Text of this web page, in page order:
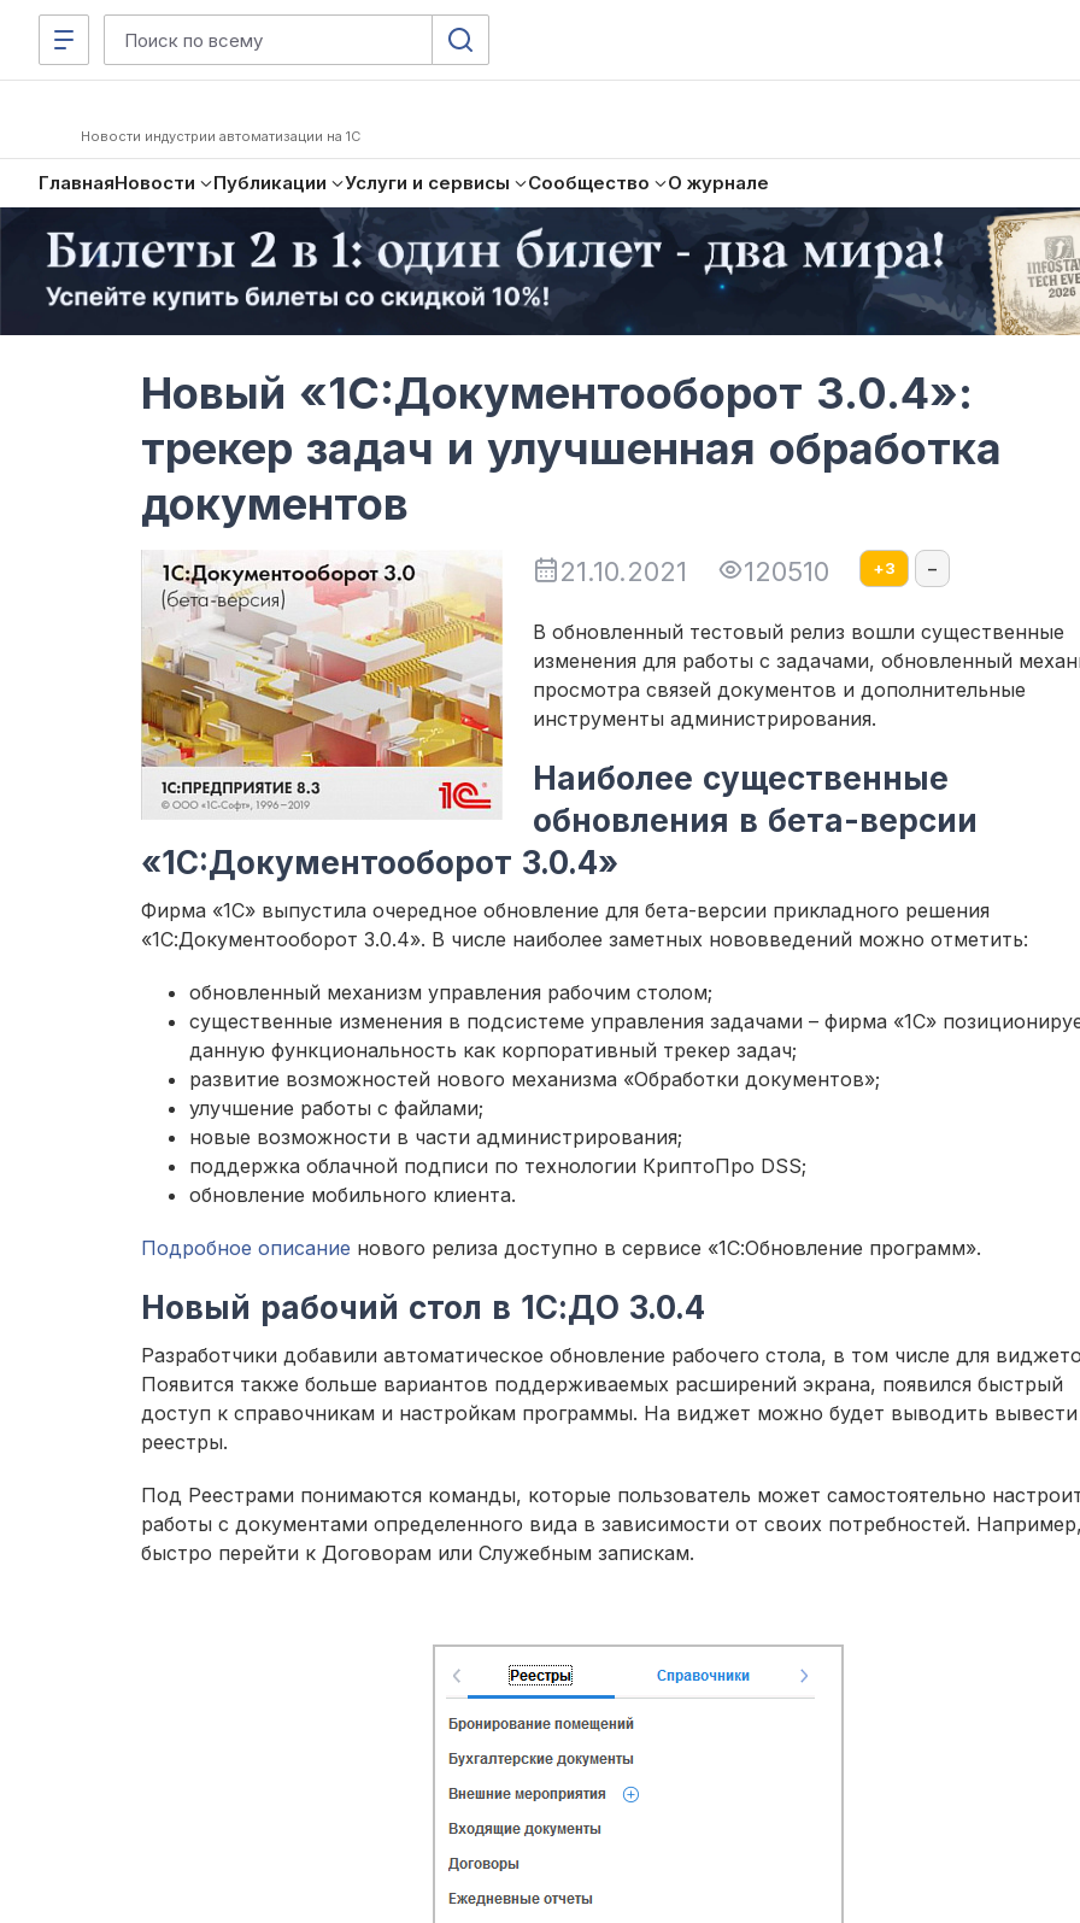
Новости индустрии автоматизации на 1С
ГлавнаяНовости Публикации Услуги и сервисы Сообщество О журнале
Новый «1C:Документооборот 3.0.4»:
трекер задач и улучшенная обработка
документов
21.10.2021 120510 +3 –
В обновленный тестовый релиз вошли существенные
изменения для работы с задачами, обновленный
просмотра связей документов и дополнительные
инструменты администрирования.
Наиболее существенные
обновления в бета-версии
«1C:Документооборот 3.0.4»
Фирма «1С» выпустила очередное обновление для бета-версии прикладного решения
«1С:Документооборот 3.0.4». В числе наиболее заметных нововведений можно отметить:
обновленный механизм управления рабочим столом;
существенные изменения в подсистеме управления задачами – фирма «1С»
данную функциональность как корпоративный трекер задач;
развитие возможностей нового механизма «Обработки документов»;
улучшение работы с файлами;
новые возможности в части администрирования;
поддержка облачной подписи по технологии КриптоПро DSS;
обновление мобильного клиента.
Подробное описание нового релиза доступно в сервисе «1С:Обновление программ».
Новый рабочий стол в 1С:ДО 3.0.4
Разработчики добавили автоматическое обновление рабочего стола, в том числе для
Появится также больше вариантов поддерживаемых расширений экрана, появился быстрый
доступ к справочникам и настройкам программы. На виджет можно будет выводить
реестры.
Под Реестрами понимаются команды, которые пользователь может самостоятельно
работы с документами определенного вида в зависимости от своих потребностей.
быстро перейти к Договорам или Служебным запискам.